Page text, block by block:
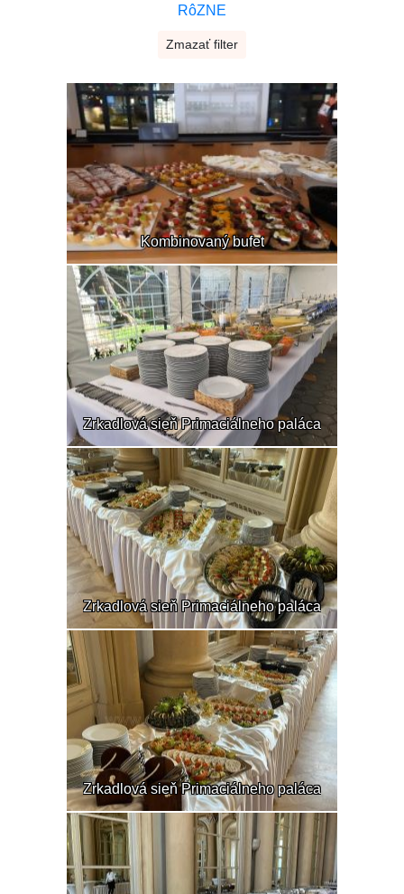
RôZNE
Zmazať filter
Kombinovaný bufet
Zrkadlová sieň Primaciálneho paláca
Zrkadlová sieň Primaciálneho paláca
Zrkadlová sieň Primaciálneho paláca